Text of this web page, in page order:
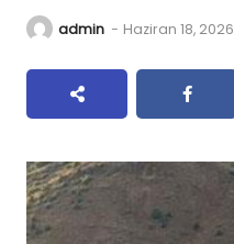
admin - Haziran 18, 2026